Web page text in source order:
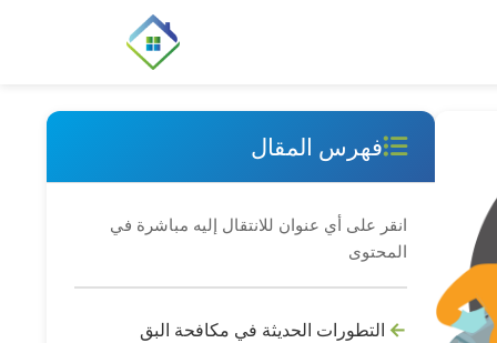
فهرس المقال
انقر على أي عنوان للانتقال إليه مباشرة في
المحتوى
التطورات الحديثة في مكافحة البق